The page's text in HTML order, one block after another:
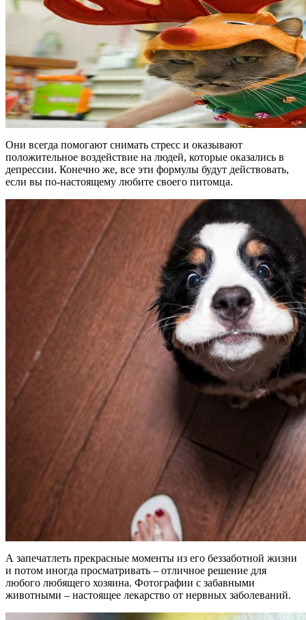
Они всегда помогают снимать стресс и оказывают
положительное воздействие на людей, которые оказались в
депрессии. Конечно же, все эти формулы будут действовать,
если вы по-настоящему любите своего питомца.
А запечатлеть прекрасные моменты из его беззаботной жизни
и потом иногда просматривать – отличное решение для
любого любящего хозяина. Фотографии с забавными
животными – настоящее лекарство от нервных заболеваний.